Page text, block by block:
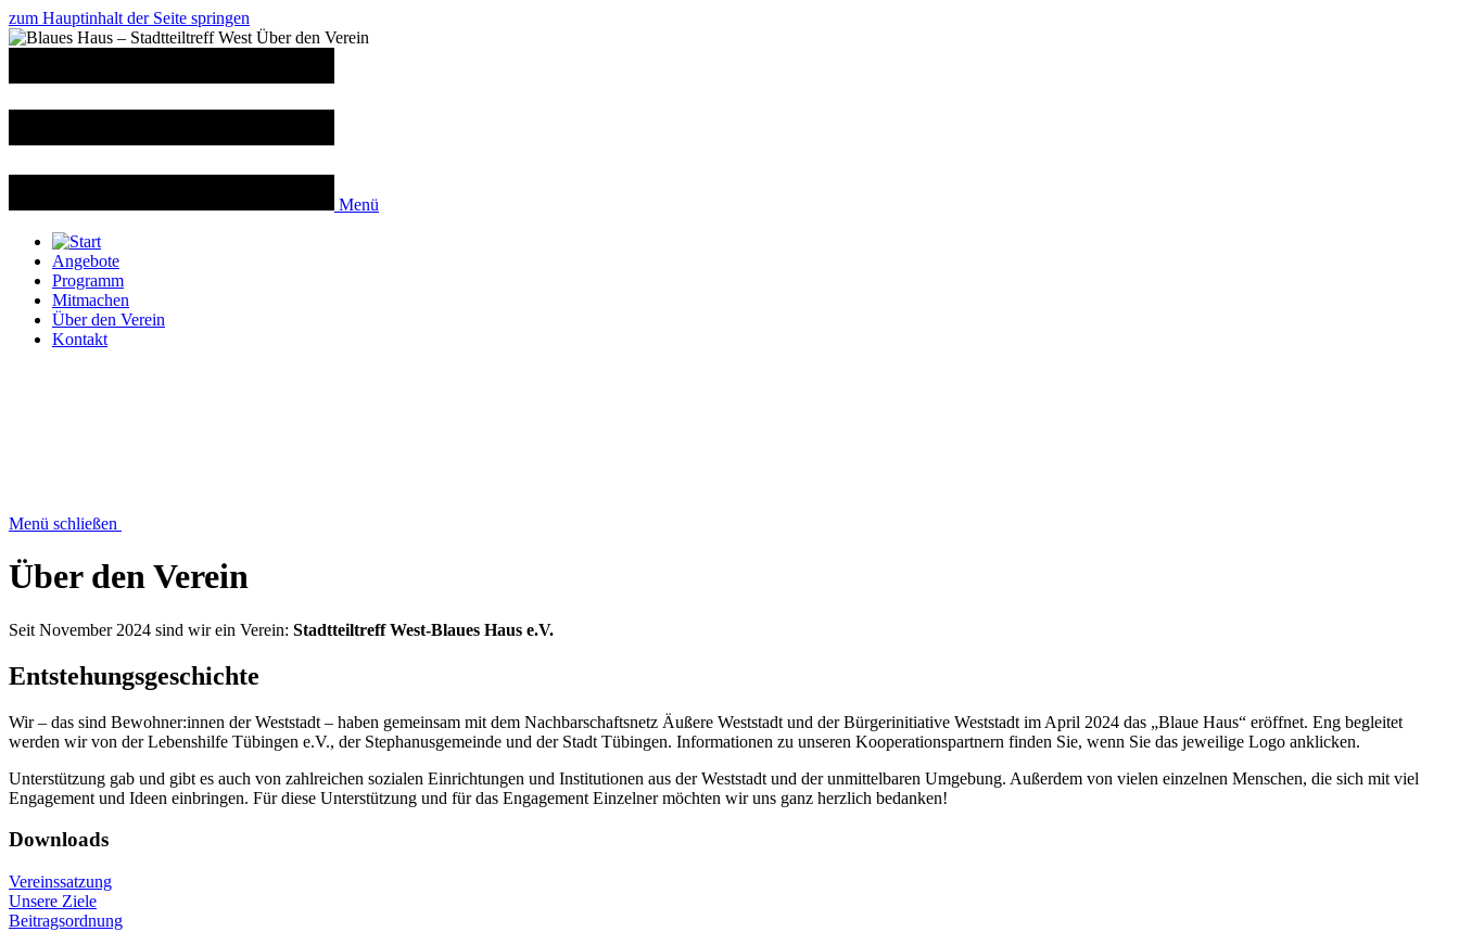
zum Hauptinhalt der Seite springen
Menü
Angebote
Programm
Mitmachen
Über den Verein
Kontakt
Menü schließen
Über den Verein
Seit November 2024 sind wir ein Verein: Stadtteiltreff West-Blaues Haus e.V.
Entstehungsgeschichte
Wir – das sind Bewoh­ner:innen der West­stadt – haben gemeinsam mit dem Nachbar­schafts­netz Äußere West­stadt und der Bürger­initiative West­stadt im April 2024 das „Blaue Haus“ eröffnet. Eng be­gleitet
werden wir von der Lebens­hilfe Tübingen e.V., der Stephanus­ge­meinde und der Stadt Tübingen. Informa­tionen zu unseren Kooperations­partnern finden Sie, wenn Sie das je­weilige Logo anklicken.
Unterstützung gab und gibt es auch von zahl­reichen sozialen Ein­richtungen und Insti­tutionen aus der West­stadt und der unmittel­baren Um­gebung. Außer­dem von vielen einzelnen Men­schen, die sich mit viel
Engage­ment und Ideen ein­bringen. Für diese Unter­stützung und für das Engage­ment Einzelner möchten wir uns ganz herz­lich bedanken!
Downloads
Vereinssatzung
Unsere Ziele
Beitragsordnung